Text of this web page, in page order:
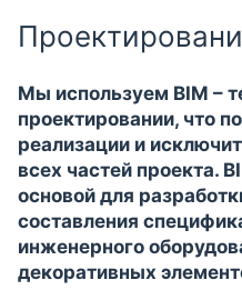
Мы используем BIM –
проектировании, что
реализации и
всех частей проекта.
основой для
составления
инженерного
декоративных